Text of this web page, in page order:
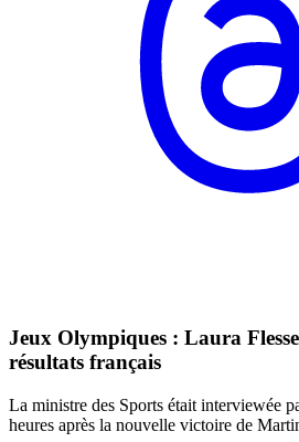
Jeux Olympiques : Laura
résultats français
La ministre des Sports était interviewée
heures après la nouvelle victoire de